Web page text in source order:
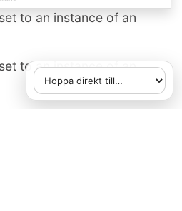
to an instance of an
to an instance of an
Hoppa direkt till
När du väljer ett alternativ